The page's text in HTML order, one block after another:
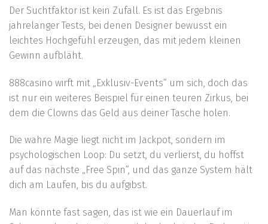
Der Suchtfaktor ist kein Zufall. Es ist das Ergebnis
jahrelanger Tests, bei denen Designer bewusst ein
leichtes Hochgefühl erzeugen, das mit jedem kleinen
Gewinn aufbläht.
888casino wirft mit „Exklusiv-Events“ um sich, doch das
ist nur ein weiteres Beispiel für einen teuren Zirkus, bei
dem die Clowns das Geld aus deiner Tasche holen.
Die wahre Magie liegt nicht im Jackpot, sondern im
psychologischen Loop: Du setzt, du verlierst, du hoffst
auf das nächste „Free Spin“, und das ganze System hält
dich am Laufen, bis du aufgibst.
Man könnte fast sagen, das ist wie ein Dauerlauf im